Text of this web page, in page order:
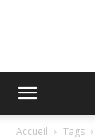
Accueil Tags